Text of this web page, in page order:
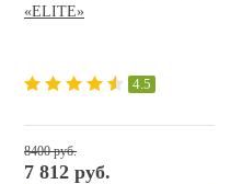
«ELITE»
4.5
8400 руб.
7 812 руб.